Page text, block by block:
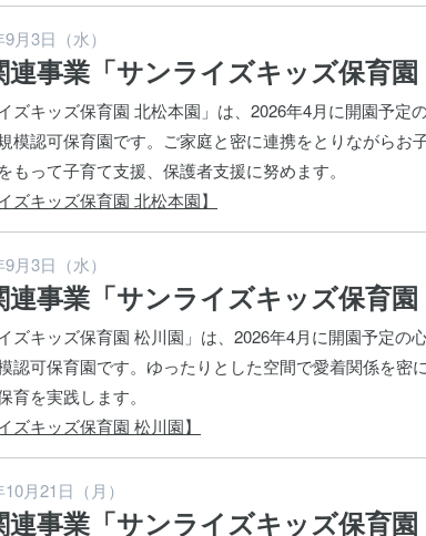
月3日（水）
連事業「サンライズキッズ保育
イズキッズ保育園 北松本園」は、2026年4月に開園予
模認可保育園です。ご家庭と密に連携をとりながら
もって子育て支援、保護者支援に努めます。
ズキッズ保育園 北松本園】
月3日（水）
連事業「サンライズキッズ保育
イズキッズ保育園 松川園」は、2026年4月に開園予定
認可保育園です。ゆったりとした空間で愛着関係を
育を実践します。
ズキッズ保育園 松川園】
月21日（月）
連事業「サンライズキッズ保育